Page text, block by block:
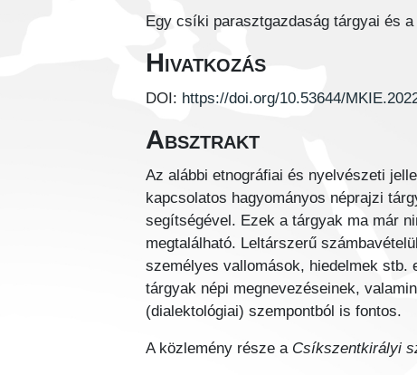
Egy csíki parasztgazdaság tárgyai és
Hivatkozás
DOI: https://doi.org/10.53644/
Absztrakt
Az alábbi etnográfiai és nyelvészeti
kapcsolatos hagyományos néprajzi
segítségével. Ezek a tárgyak ma már
megtalálható. Leltárszerű
személyes vallomások, hiedelmek stb.
tárgyak népi megnevezéseinek,
(dialektológiai) szempontból is fontos.
A közlemény része a Csíkszentkirályi